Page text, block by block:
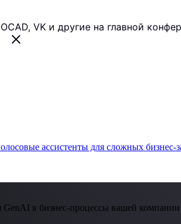
VK и другие на главной
в бизнес-процессы вашей компании